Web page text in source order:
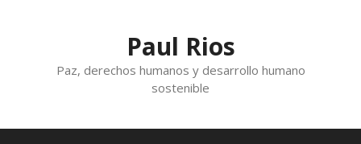
Paul Rios
Paz, derechos humanos y desarrollo humano
sostenible